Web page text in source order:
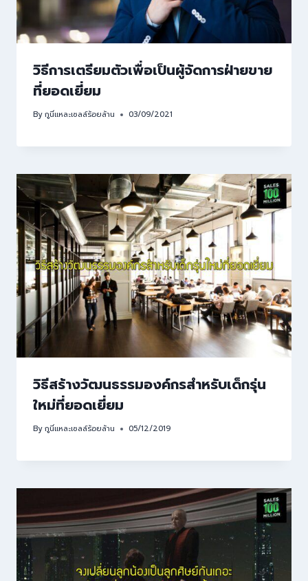
วิธีการเตรียมตัวเพื่อเป็นผู้จัดการฝ่ายขาย
ที่ยอดเยี่ยม
Byกูนี่แหละเซลล์ร้อยล้าน 03/09/2021
วิธีสร้างวัฒนธรรมองค์กรสำหรับเด็กรุ่น
ใหม่ที่ยอดเยี่ยม
Byกูนี่แหละเซลล์ร้อยล้าน 05/12/2019